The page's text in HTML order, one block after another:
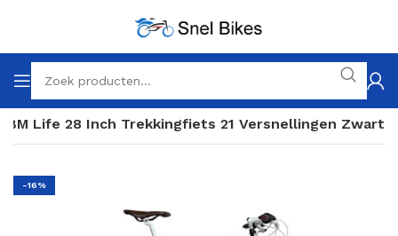
Life 28 Inch Trekkingfiets 21 Versnellingen Zwart
-16%